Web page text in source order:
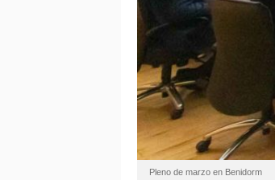
Pleno de marzo en Benidorm